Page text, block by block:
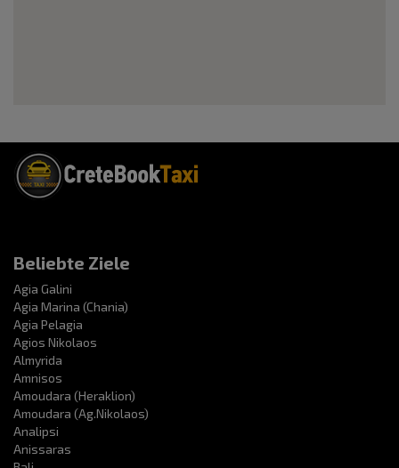
Beliebte Ziele
Agia Galini
Agia Marina (Chania)
Agia Pelagia
Agios Nikolaos
Almyrida
Amnisos
Amoudara (Heraklion)
Amoudara (Ag.Nikolaos)
Analipsi
Anissaras